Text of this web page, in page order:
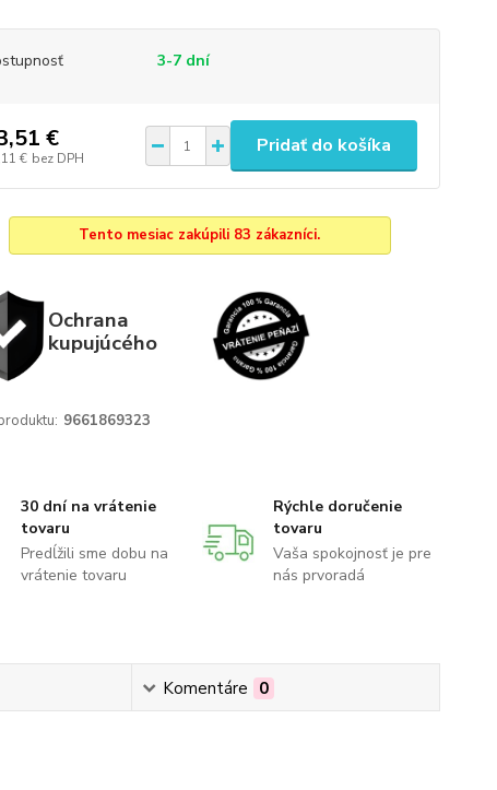
3-7 dní
€
€ bez DPH
Pridať do košíka
Tento mesiac zakúpili 83 zákazníci.
Ochrana
kupujúcého
9661869323
30 dní na vrátenie
tovaru
Predĺžili sme dobu na
vrátenie tovaru
Rýchle doručenie
tovaru
Vaša spokojnosť je pre
nás prvoradá
Komentáre 0